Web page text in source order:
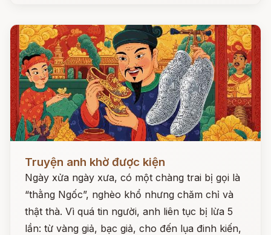
Truyện anh khờ được kiện
Ngày xửa ngày xưa, có một chàng trai bị gọi là
“thằng Ngốc”, nghèo khổ nhưng chăm chỉ và
thật thà. Vì quá tin người, anh liên tục bị lừa 5
lần: từ vàng giả, bạc giả, cho đến lụa đinh kiến,